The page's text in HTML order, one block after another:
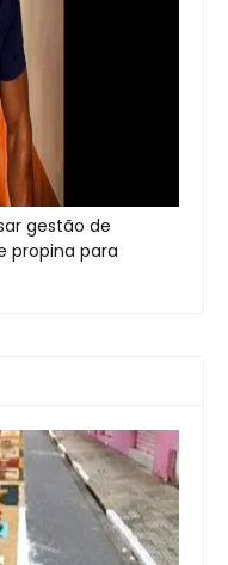
gestão de
propina para